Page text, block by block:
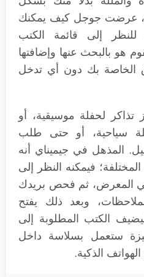
عرضت جوجل كيف يمكنك
للنظر إلى قائمة الكتب
هو بالبحث عنها وإضافتها
الخاصة بك دون أي تدخل
لحفلة موسيقية، أو
سياحية، أو حتى طلب
المذهل في جيميناي أنه
فيمكنه النظر إلى
المعرض، ثم فحص بريدك
وبعد ذلك يفتح
الكتب المطلوبة إلى
ستعمل بسلاسة داخل
الذكية.